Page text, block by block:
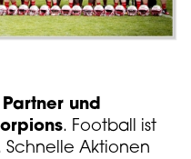
und
. Football ist
Schnelle Aktionen